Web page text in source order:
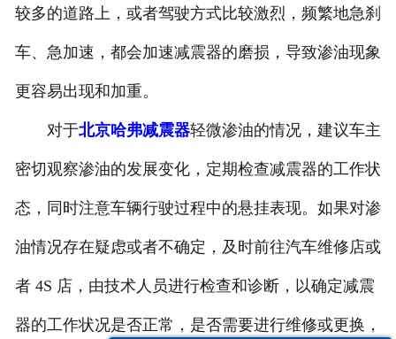
较多的道路上，或者驾驶方式比较激烈，频繁地急刹
车、急加速，都会加速减震器的磨损，导致渗油现象
更容易出现和加重。
对于北京哈弗减震器轻微渗油的情况，建议车主
密切观察渗油的发展变化，定期检查减震器的工作状
态，同时注意车辆行驶过程中的悬挂表现。如果对渗
油情况存在疑虑或者不确定，及时前往汽车维修店或
者 4S 店，由技术人员进行检查和诊断，以确定减震
器的工作状况是否正常，是否需要进行维修或更换，